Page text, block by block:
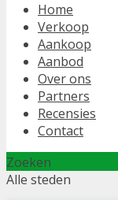
Home
Verkoop
Aankoop
Aanbod
Over ons
Partners
Recensies
Contact
Zoeken
Alle steden